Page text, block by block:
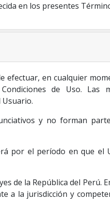
en los presentes
efectuar, en cualquier
de Uso. Las
Usuario.
y no forman
por el período en que el
de la República del Perú.
a la jurisdicción y